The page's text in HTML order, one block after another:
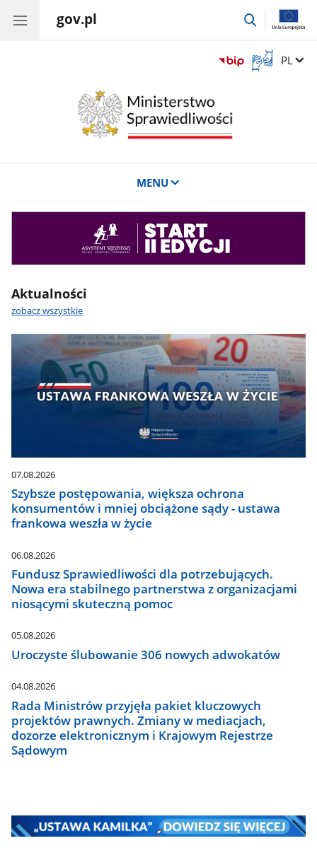
gov.pl
przejdź
Otwórz
okno
Zmień
PL
MENU
Aktualności
zobacz wszystkie
07.08.2026
Szybsze postępowania, większa ochrona
konsumentów i mniej obciążone sądy - ustawa
frankowa weszła w życie
06.08.2026
Fundusz Sprawiedliwości dla potrzebujących.
Nowa era stabilnego partnerstwa z organizacjami
niosącymi skuteczną pomoc
05.08.2026
Uroczyste ślubowanie 306 nowych adwokatów
04.08.2026
Rada Ministrów przyjęła pakiet kluczowych
projektów prawnych. Zmiany w mediacjach,
dozorze elektronicznym i Krajowym Rejestrze
Sądowym